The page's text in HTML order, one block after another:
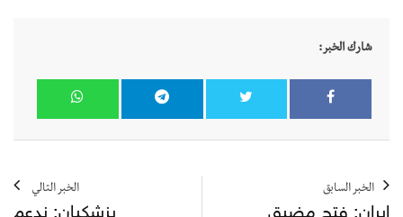
شارك الخبر:
الخبر السابق الخبر التالي